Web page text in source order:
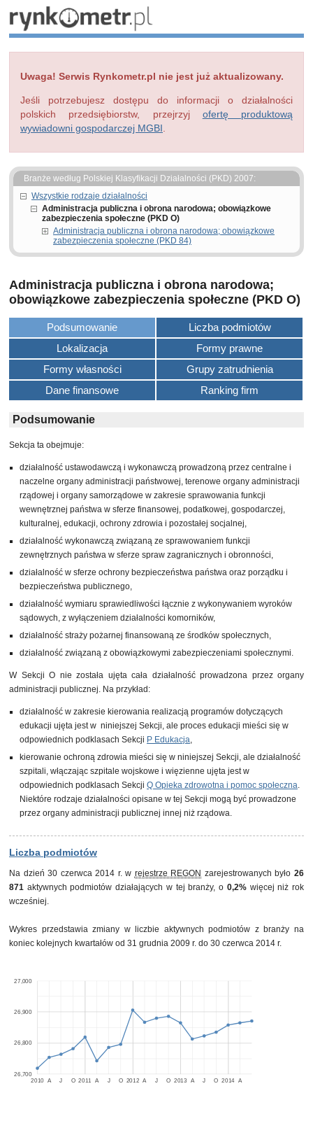
Uwaga! Serwis Rynkometr.pl nie jest już aktualizowany.
Jeśli potrzebujesz dostępu do informacji o działalności
polskich przedsiębiorstw, przejrzyj ofertę produktową
wywiadowni gospodarczej MGBI
Branże według Polskiej Klasyfikacji Działalności (PKD) 2007:
Wszystkie rodzaje działalności
Administracja publiczna i obrona narodowa; obowiązkowe
zabezpieczenia społeczne (PKD O)
Administracja publiczna i obrona narodowa; obowiązkowe
zabezpieczenia społeczne (PKD 84)
Administracja publiczna i obrona narodowa;
obowiązkowe zabezpieczenia społeczne (PKD O)
Podsumowanie
Liczba podmiotów
Lokalizacja
Formy prawne
Formy własności
Grupy zatrudnienia
Dane finansowe
Ranking firm
Podsumowanie
Sekcja ta obejmuje:
działalność ustawodawczą i wykonawczą prowadzoną przez centralne i
naczelne organy administracji państwowej, terenowe organy administracji
rządowej i organy samorządowe w zakresie sprawowania funkcji
wewnętrznej państwa w sferze finansowej, podatkowej, gospodarczej,
kulturalnej, edukacji, ochrony zdrowia i pozostałej socjalnej,
działalność wykonawczą związaną ze sprawowaniem funkcji
zewnętrznych państwa w sferze spraw zagranicznych i obronności,
działalność w sferze ochrony bezpieczeństwa państwa oraz porządku i
bezpieczeństwa publicznego,
działalność wymiaru sprawiedliwości łącznie z wykonywaniem wyroków
sądowych, z wyłączeniem działalności komorników,
działalność straży pożarnej finansowaną ze środków społecznych,
działalność związaną z obowiązkowymi zabezpieczeniami społecznymi.
W Sekcji O nie została ujęta cała działalność prowadzona przez organy
administracji publicznej. Na przykład:
działalność w zakresie kierowania realizacją programów dotyczących
edukacji ujęta jest w niniejszej Sekcji, ale proces edukacji mieści się w
odpowiednich podklasach Sekcji P Edukacja,
kierowanie ochroną zdrowia mieści się w niniejszej Sekcji, ale działalność
szpitali, włączając szpitale wojskowe i więzienne ujęta jest w
odpowiednich podklasach Sekcji Q Opieka zdrowotna i pomoc społeczna.
Niektóre rodzaje działalności opisane w tej Sekcji mogą być prowadzone
przez organy administracji publicznej innej niż rządowa.
Liczba podmiotów
Na dzień 30 czerwca 2014 r. w rejestrze REGON zarejestrowanych było26
871 aktywnych podmiotów działających w tej branży, o 0,2%więcej niż rok
wcześniej.
Wykres przedstawia zmiany w liczbie aktywnych podmiotów z branży na
koniec kolejnych kwartałów od 31 grudnia 2009 r. do 30 czerwca 2014 r.
2010 2011 2012 2013 2014
A J O A J O A J O A J O A
26,700
26,800
26,900
27,000